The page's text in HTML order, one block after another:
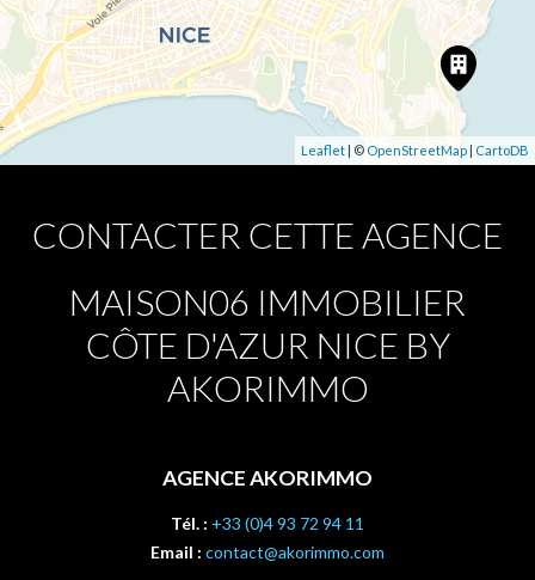
Leaflet | © OpenStreetMap | CartoDB
CONTACTER CETTE AGENCE
MAISON06 IMMOBILIER
CÔTE D'AZUR NICE BY
AKORIMMO
AGENCE AKORIMMO
Tél. : +33 (0)4 93 72 94 11
Email : contact@akorimmo.com